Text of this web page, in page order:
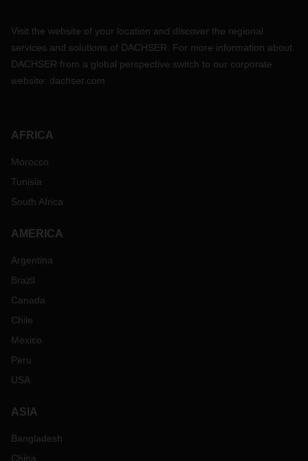
Visit the website of your location and discover the regional
services and solutions of DACHSER. For more information about
DACHSER from a global perspective switch to our corporate
website: dachser.com
AFRICA
Morocco
Tunisia
South Africa
AMERICA
Argentina
Brazil
Canada
Chile
Mexico
Peru
USA
ASIA
Bangladesh
China